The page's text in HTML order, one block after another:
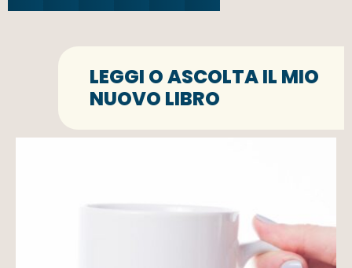
LEGGI O ASCOLTA IL MIO
NUOVO LIBRO